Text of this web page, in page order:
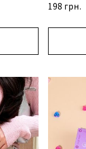
198 грн.